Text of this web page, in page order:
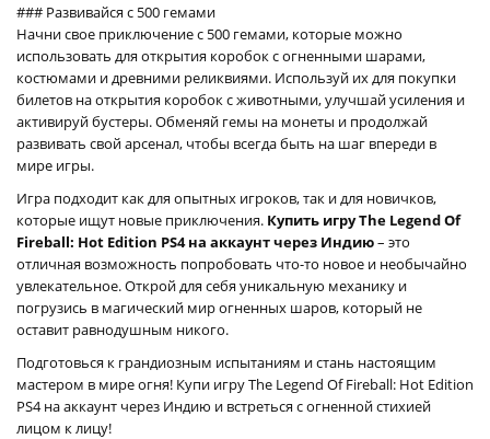
### Развивайся с 500 гемами
Начни свое приключение с 500 гемами, которые можно
использовать для открытия коробок с огненными шарами,
костюмами и древними реликвиями. Используй их для покупки
билетов на открытия коробок с животными, улучшай усиления и
активируй бустеры. Обменяй гемы на монеты и продолжай
развивать свой арсенал, чтобы всегда быть на шаг впереди в
мире игры.
Игра подходит как для опытных игроков, так и для новичков,
которые ищут новые приключения. Купить игру The Legend Of
Fireball: Hot Edition PS4 на аккаунт через Индию– это
отличная возможность попробовать что-то новое и необычайно
увлекательное. Открой для себя уникальную механику и
погрузись в магический мир огненных шаров, который не
оставит равнодушным никого.
Подготовься к грандиозным испытаниям и стань настоящим
мастером в мире огня! Купи игру The Legend Of Fireball: Hot Edition
PS4 на аккаунт через Индию и встреться с огненной стихией
лицом к лицу!